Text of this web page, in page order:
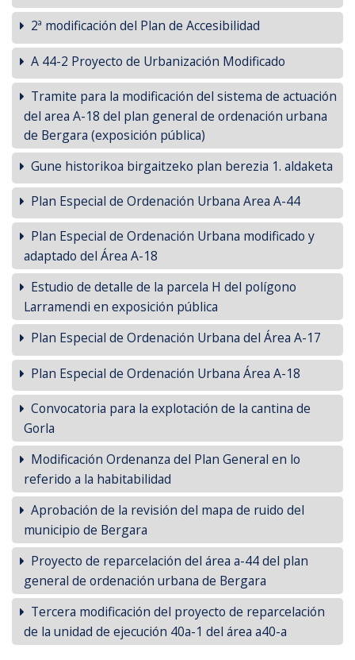
2ª modificación del Plan de Accesibilidad
A 44-2 Proyecto de Urbanización Modificado
Tramite para la modificación del sistema de actuación
del area A-18 del plan general de ordenación urbana
de Bergara (exposición pública)
Gune historikoa birgaitzeko plan berezia 1. aldaketa
Plan Especial de Ordenación Urbana Area A-44
Plan Especial de Ordenación Urbana modificado y
adaptado del Área A-18
Estudio de detalle de la parcela H del polígono
Larramendi en exposición pública
Plan Especial de Ordenación Urbana del Área A-17
Plan Especial de Ordenación Urbana Área A-18
Convocatoria para la explotación de la cantina de
Gorla
Modificación Ordenanza del Plan General en lo
referido a la habitabilidad
Aprobación de la revisión del mapa de ruido del
municipio de Bergara
Proyecto de reparcelación del área a-44 del plan
general de ordenación urbana de Bergara
Tercera modificación del proyecto de reparcelación
de la unidad de ejecución 40a-1 del área a40-a